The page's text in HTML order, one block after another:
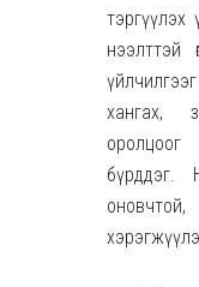
тэргүүлэх
нээлттэй
хангах,
бүрддэг.